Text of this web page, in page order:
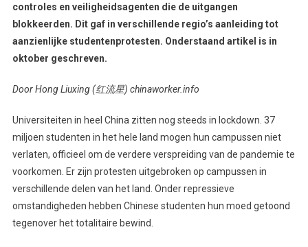
controles en veiligheidsagenten die de uitgangen
blokkeerden. Dit gaf in verschillende regio’s aanleiding tot
aanzienlijke studentenprotesten. Onderstaand artikel is in
oktober geschreven.
Door Hong Liuxing (红流星) chinaworker.info
Universiteiten in heel China zitten nog steeds in lockdown. 37
miljoen studenten in het hele land mogen hun campussen niet
verlaten, officieel om de verdere verspreiding van de pandemie te
voorkomen. Er zijn protesten uitgebroken op campussen in
verschillende delen van het land. Onder repressieve
omstandigheden hebben Chinese studenten hun moed getoond
tegenover het totalitaire bewind.